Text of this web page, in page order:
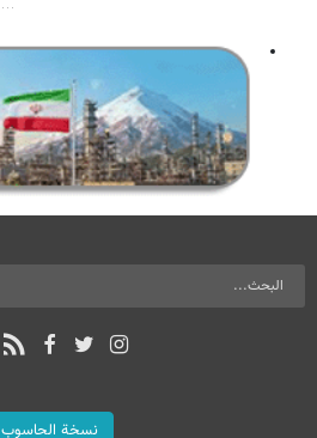
نسخة الحاسوب